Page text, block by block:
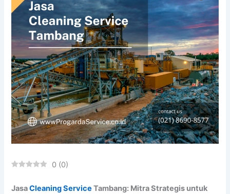
0 (0)
JasaCleaning Service Tambang: Mitra Strategis untuk